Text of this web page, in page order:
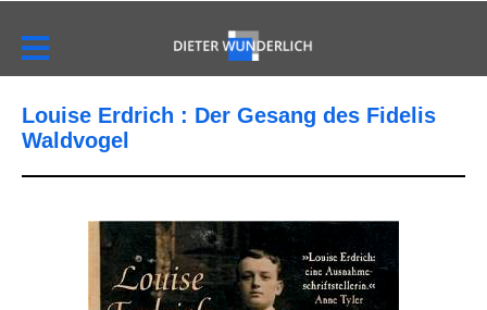
Louise Erdrich : Der Gesang des Fidelis
Waldvogel